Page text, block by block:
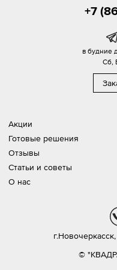
Акции
Готовые решения
Отзывы
Статьи и советы
О нас
+7
в будние
Сб,
©
г.Новочеркасск,